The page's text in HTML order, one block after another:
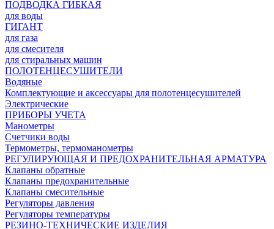
ПОДВОДКА ГИБКАЯ
для воды
ГИГАНТ
для газа
для смесителя
для стиральных машин
ПОЛОТЕНЦЕСУШИТЕЛИ
Водяные
Комплектующие и аксессуары для полотенцесушителей
Электрические
ПРИБОРЫ УЧЕТА
Манометры
Счетчики воды
Термометры, термоманометры
РЕГУЛИРУЮЩАЯ И ПРЕДОХРАНИТЕЛЬНАЯ АРМАТУРА
Клапаны обратные
Клапаны предохранительные
Клапаны смесительные
Регуляторы давления
Регуляторы температуры
РЕЗИНО-ТЕХНИЧЕСКИЕ ИЗДЕЛИЯ